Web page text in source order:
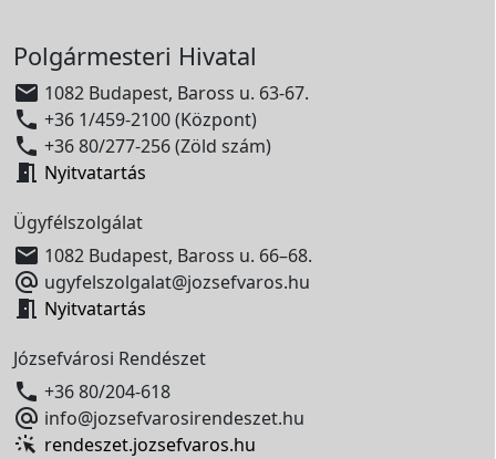
Polgármesteri Hivatal
 1082 Budapest, Baross u. 63-67.
 +36 1/459-2100 (Központ)
 +36 80/277-256 (Zöld szám)
 Nyitvatartás
Ügyfélszolgálat
 1082 Budapest, Baross u. 66–68.
 ugyfelszolgalat@jozsefvaros.hu
 Nyitvatartás
Józsefvárosi Rendészet
 +36 80/204-618
 info@jozsefvarosirendeszet.hu
rendeszet.jozsefvaros.hu